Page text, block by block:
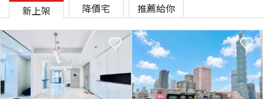
新上架 降價宅 推薦給你